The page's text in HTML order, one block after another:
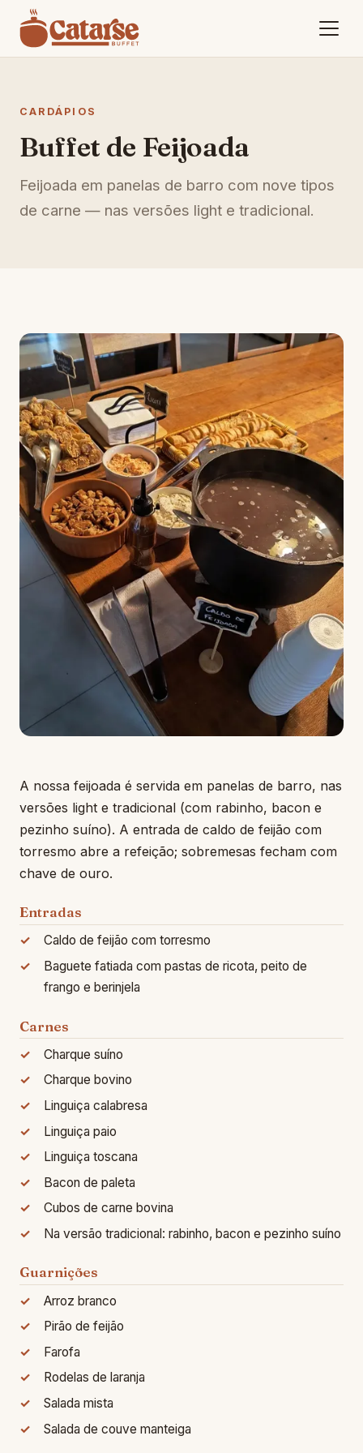
CARDÁPIOS
Buffet de Feijoada
Feijoada em panelas de barro com nove tipos
de carne — nas versões light e tradicional.
A nossa feijoada é servida em panelas de barro, nas
versões light e tradicional (com rabinho, bacon e
pezinho suíno). A entrada de caldo de feijão com
torresmo abre a refeição; sobremesas fecham com
chave de ouro.
Entradas
Caldo de feijão com torresmo
Baguete fatiada com pastas de ricota, peito de
frango e berinjela
Carnes
Charque suíno
Charque bovino
Linguiça calabresa
Linguiça paio
Linguiça toscana
Bacon de paleta
Cubos de carne bovina
Na versão tradicional: rabinho, bacon e pezinho suíno
Guarnições
Arroz branco
Pirão de feijão
Farofa
Rodelas de laranja
Salada mista
Salada de couve manteiga